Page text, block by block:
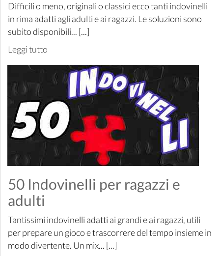
Difficili o meno, originali o classici ecco tanti indovinelli
in rima adatti agli adulti e ai ragazzi. Le soluzioni sono
subito disponibili... [...]
Leggi tutto
50 Indovinelli per ragazzi e
adulti
Tantissimi indovinelli adatti ai grandi e ai ragazzi, utili
per prepare un gioco e trascorrere del tempo insieme in
modo divertente. Un mix... [...]